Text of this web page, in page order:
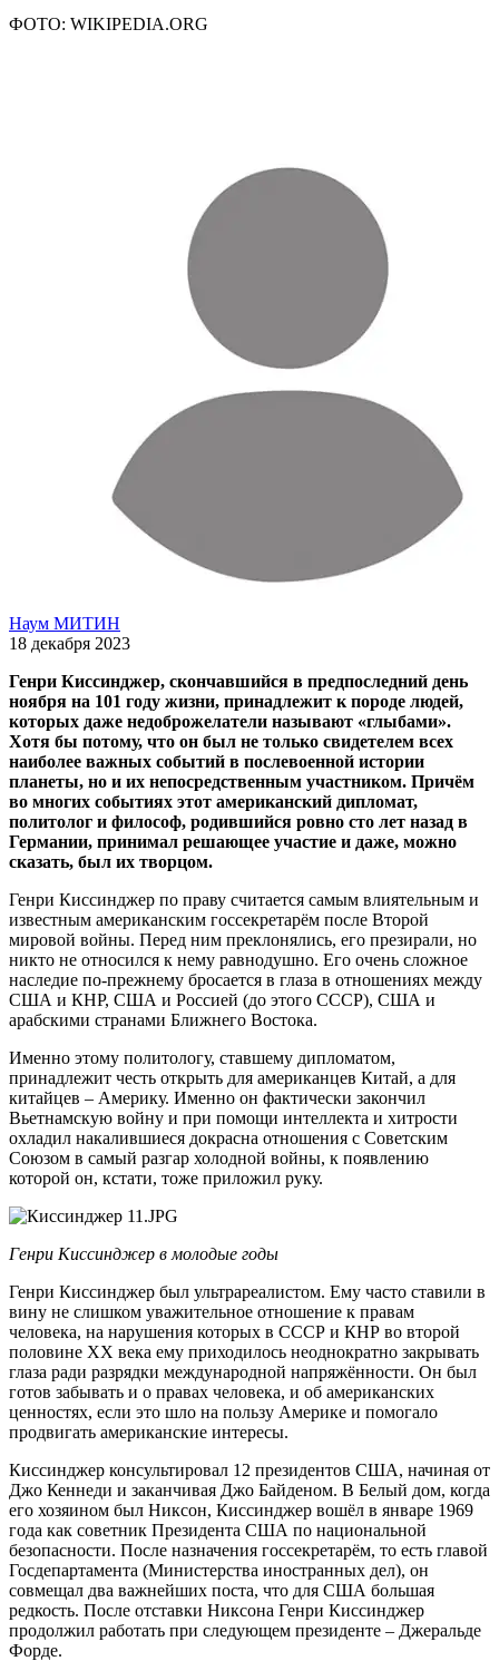
ФОТО: WIKIPEDIA.ORG
Наум МИТИН
18 декабря 2023
Генри Киссинджер, скончавшийся в предпоследний день
ноября на 101 году жизни, принадлежит к породе людей,
которых даже недоброжелатели называют «глыбами».
Хотя бы потому, что он был не только свидетелем всех
наиболее важных событий в послевоенной истории
планеты, но и их непосредственным участником. Причём
во многих событиях этот американский дипломат,
политолог и философ, родившийся ровно сто лет назад в
Германии, принимал решающее участие и даже, можно
сказать, был их творцом.
Генри Киссинджер по праву считается самым влиятельным и
известным американским госсекретарём после Второй
мировой войны. Перед ним преклонялись, его презирали, но
никто не относился к нему равнодушно. Его очень сложное
наследие по-прежнему бросается в глаза в отношениях между
США и КНР, США и Россией (до этого СССР), США и
арабскими странами Ближнего Востока.
Именно этому политологу, ставшему дипломатом,
принадлежит честь открыть для американцев Китай, а для
китайцев – Америку. Именно он фактически закончил
Вьетнамскую войну и при помощи интеллекта и хитрости
охладил накалившиеся докрасна отношения с Советским
Союзом в самый разгар холодной войны, к появлению
которой он, кстати, тоже приложил руку.
Генри Киссинджер в молодые годы
Генри Киссинджер был ультрареалистом. Ему часто ставили в
вину не слишком уважительное отношение к правам
человека, на нарушения которых в СССР и КНР во второй
половине ХХ века ему приходилось неоднократно закрывать
глаза ради разрядки международной напряжённости. Он был
готов забывать и о правах человека, и об американских
ценностях, если это шло на пользу Америке и помогало
продвигать американские интересы.
Киссинджер консультировал 12 президентов США, начиная от
Джо Кеннеди и заканчивая Джо Байденом. В Белый дом, когда
его хозяином был Никсон, Киссинджер вошёл в январе 1969
года как советник Президента США по национальной
безопасности. После назначения госсекретарём, то есть главой
Госдепартамента (Министерства иностранных дел), он
совмещал два важнейших поста, что для США большая
редкость. После отставки Никсона Генри Киссинджер
продолжил работать при следующем президенте – Джеральде
Форде.